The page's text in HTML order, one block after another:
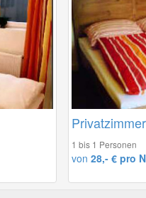
1 bis 1 Personen
von 28,- € pro